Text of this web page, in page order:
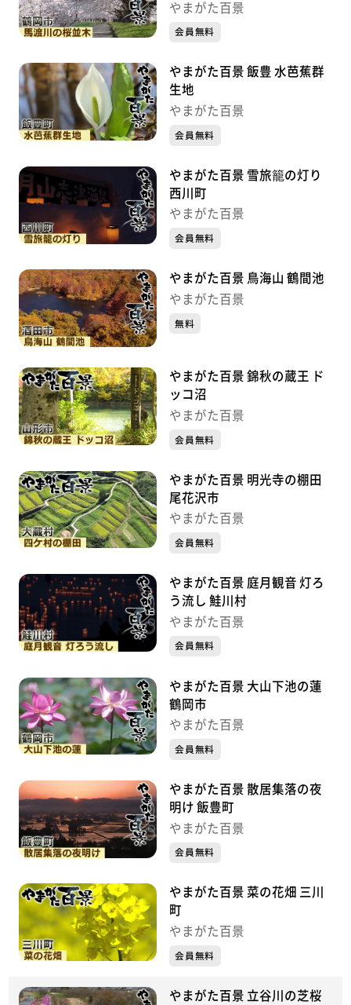
やまがた百景
会員無料
やまがた百景 飯豊 水芭蕉群
生地
やまがた百景
会員無料
やまがた百景 雪旅籠の灯り
西川町
やまがた百景
会員無料
やまがた百景 鳥海山 鶴間池
やまがた百景
無料
やまがた百景 錦秋の蔵王 ド
ッコ沼
やまがた百景
会員無料
やまがた百景 明光寺の棚田
尾花沢市
やまがた百景
会員無料
やまがた百景 庭月観音 灯ろ
う流し 鮭川村
やまがた百景
会員無料
やまがた百景 大山下池の蓮
鶴岡市
やまがた百景
会員無料
やまがた百景 散居集落の夜
明け 飯豊町
やまがた百景
会員無料
やまがた百景 菜の花畑 三川
町
やまがた百景
会員無料
やまがた百景 立谷川の芝桜